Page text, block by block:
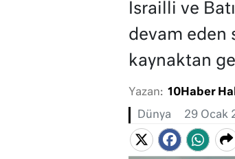
İsrailli ve
devam eden
kaynaktan
Yazan: 10Haber
Dünya 29 Ocak